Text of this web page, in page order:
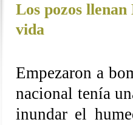
Los pozos
vida
Empezaron a
nacional tenía
inundar el